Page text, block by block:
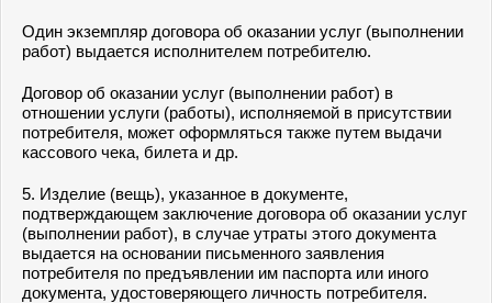
Один экземпляр договора об оказании услуг (выполнении
работ) выдается исполнителем потребителю.
Договор об оказании услуг (выполнении работ) в
отношении услуги (работы), исполняемой в присутствии
потребителя, может оформляться также путем выдачи
кассового чека, билета и др.
5. Изделие (вещь), указанное в документе,
подтверждающем заключение договора об оказании услуг
(выполнении работ), в случае утраты этого документа
выдается на основании письменного заявления
потребителя по предъявлении им паспорта или иного
документа, удостоверяющего личность потребителя.